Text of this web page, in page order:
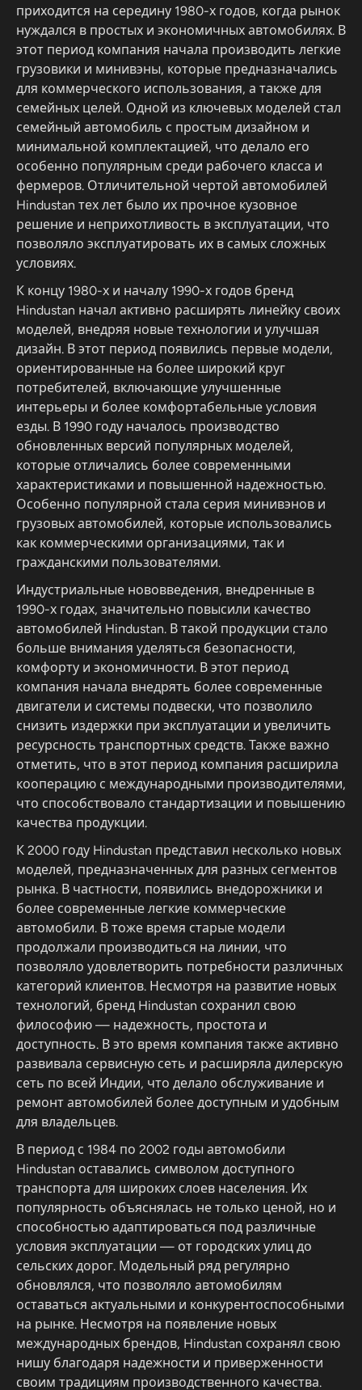
приходится на середину 1980-х годов, когда рынок
нуждался в простых и экономичных автомобилях. В
этот период компания начала производить легкие
грузовики и минивэны, которые предназначались
для коммерческого использования, а также для
семейных целей. Одной из ключевых моделей стал
семейный автомобиль с простым дизайном и
минимальной комплектацией, что делало его
особенно популярным среди рабочего класса и
фермеров. Отличительной чертой автомобилей
Hindustan тех лет было их прочное кузовное
решение и неприхотливость в эксплуатации, что
позволяло эксплуатировать их в самых сложных
условиях.
К концу 1980-х и началу 1990-х годов бренд
Hindustan начал активно расширять линейку своих
моделей, внедряя новые технологии и улучшая
дизайн. В этот период появились первые модели,
ориентированные на более широкий круг
потребителей, включающие улучшенные
интерьеры и более комфортабельные условия
езды. В 1990 году началось производство
обновленных версий популярных моделей,
которые отличались более современными
характеристиками и повышенной надежностью.
Особенно популярной стала серия минивэнов и
грузовых автомобилей, которые использовались
как коммерческими организациями, так и
гражданскими пользователями.
Индустриальные нововведения, внедренные в
1990-х годах, значительно повысили качество
автомобилей Hindustan. В такой продукции стало
больше внимания уделяться безопасности,
комфорту и экономичности. В этот период
компания начала внедрять более современные
двигатели и системы подвески, что позволило
снизить издержки при эксплуатации и увеличить
ресурсность транспортных средств. Также важно
отметить, что в этот период компания расширила
кооперацию с международными производителями,
что способствовало стандартизации и повышению
качества продукции.
К 2000 году Hindustan представил несколько новых
моделей, предназначенных для разных сегментов
рынка. В частности, появились внедорожники и
более современные легкие коммерческие
автомобили. В тоже время старые модели
продолжали производиться на линии, что
позволяло удовлетворить потребности различных
категорий клиентов. Несмотря на развитие новых
технологий, бренд Hindustan сохранил свою
философию — надежность, простота и
доступность. В это время компания также активно
развивала сервисную сеть и расширяла дилерскую
сеть по всей Индии, что делало обслуживание и
ремонт автомобилей более доступным и удобным
для владельцев.
В период с 1984 по 2002 годы автомобили
Hindustan оставались символом доступного
транспорта для широких слоев населения. Их
популярность объяснялась не только ценой, но и
способностью адаптироваться под различные
условия эксплуатации — от городских улиц до
сельских дорог. Модельный ряд регулярно
обновлялся, что позволяло автомобилям
оставаться актуальными и конкурентоспособными
на рынке. Несмотря на появление новых
международных брендов, Hindustan сохранял свою
нишу благодаря надежности и приверженности
своим традициям производственного качества.